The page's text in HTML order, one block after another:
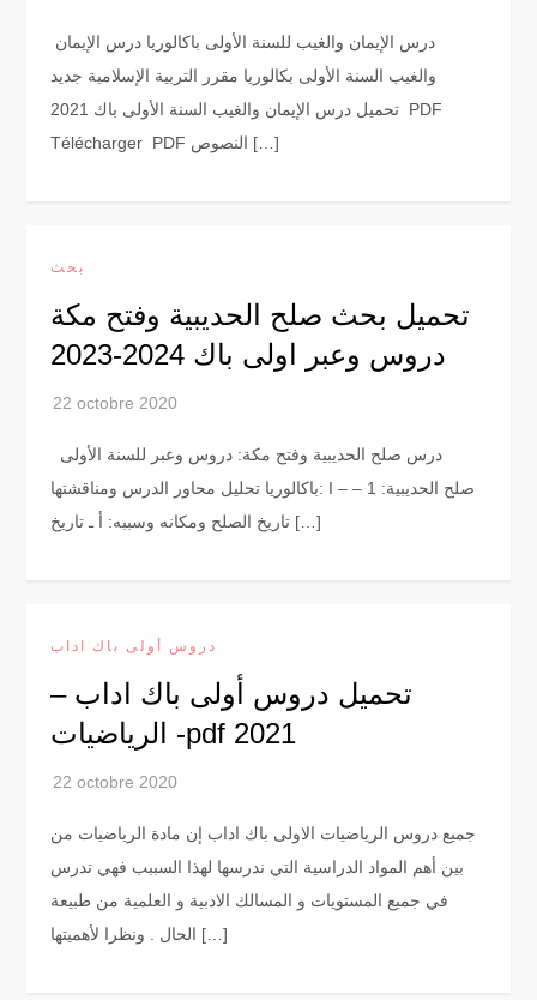
والغيب السنة الأولى بكالوريا مقرر التربية الإسلامية جديد
تحميل درس الإيمان والغيب السنة الأولى باك 2021 PDF
Télécharger PDF النصوص […]
بحث
تحميل بحث صلح الحديبية وفتح مكة
دروس وعبر اولى باك 2024-2023
باكالوريا تحليل محاور الدرس ومناقشتها: I – صلح الحديبية: 1 –
تاريخ الصلح ومكانه وسببه: أ ـ تاريخ […]
دروس أولى باك اداب
تحميل دروس أولى باك اداب –
الرياضيات -pdf 2021
جميع دروس الرياضيات الاولى باك اداب إن مادة الرياضيات من
بين أهم المواد الدراسية التي ندرسها لهذا السببب فهي تدرس
في جميع المستويات و المسالك الادبية و العلمية من طبيعة
الحال . ونظرا لأهميتها […]